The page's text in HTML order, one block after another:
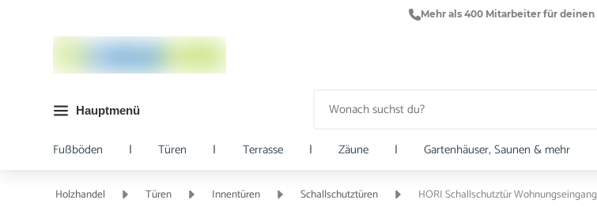
Mehr als 400 Mitarbeiter für deinen
Hauptmenü
Fußböden | Türen | Terrasse | Zäune | Gartenhäuser, Saunen & mehr
Holzhandel Türen Innentüren Schallschutztüren HORI Schallschutztür